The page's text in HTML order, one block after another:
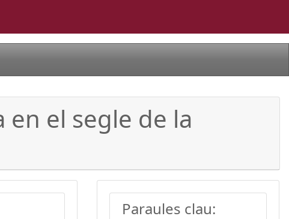
en el segle de la
Paraules clau: